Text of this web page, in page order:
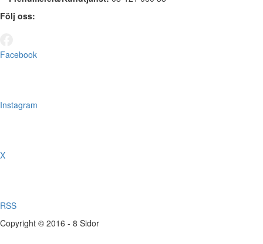
Följ oss:
Facebook
Instagram
X
RSS
Copyright © 2016 - 8 Sidor